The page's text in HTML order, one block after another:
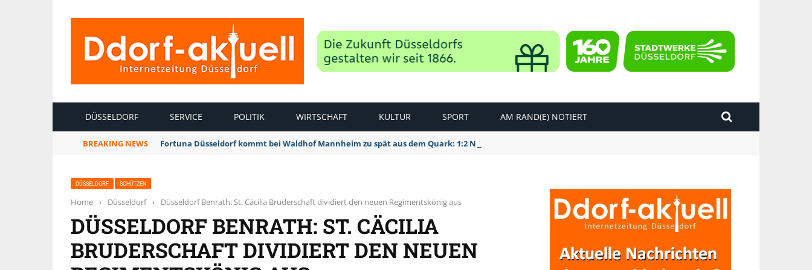
DÜSSELDORF SERVICE POLITIK WIRTSCHAFT KULTUR SPORT AM RAND(E) NOTIERT
BREAKING NEWS Fortuna Düsseldorf kommt bei Waldhof Mannheim zu spät aus dem Quark: 1:2 Niederlage
DÜSSELDORF SCHÜTZEN
Home › Düsseldorf › Düsseldorf Benrath: St. Cäcilia Bruderschaft dividiert den neuen Regimentskönig aus
DÜSSELDORF BENRATH: ST. CÄCILIA
BRUDERSCHAFT DIVIDIERT DEN NEUEN